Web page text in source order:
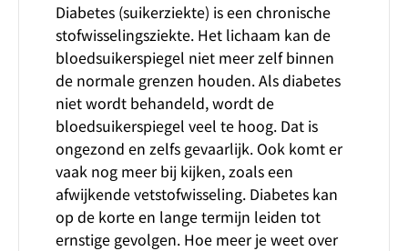
Diabetes (suikerziekte) is een chronische
stofwisselingsziekte. Het lichaam kan de
bloedsuikerspiegel niet meer zelf binnen
de normale grenzen houden. Als diabetes
niet wordt behandeld, wordt de
bloedsuikerspiegel veel te hoog. Dat is
ongezond en zelfs gevaarlijk. Ook komt er
vaak nog meer bij kijken, zoals een
afwijkende vetstofwisseling. Diabetes kan
op de korte en lange termijn leiden tot
ernstige gevolgen. Hoe meer je weet over